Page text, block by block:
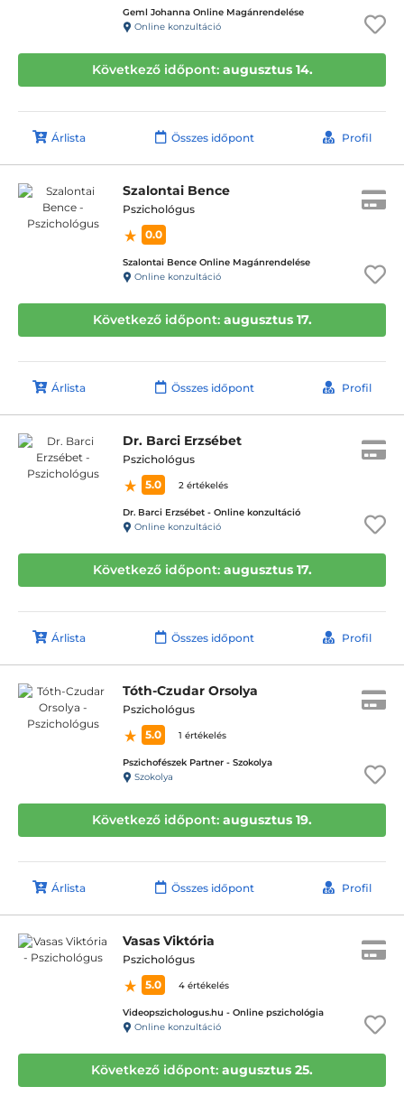
Geml Johanna Online Magánrendelése
Online konzultáció
Következő időpont: augusztus 14.
Árlista Összes időpont Profil
Szalontai Bence
Pszichológus
0.0
Szalontai Bence Online Magánrendelése
Online konzultáció
Következő időpont: augusztus 17.
Árlista Összes időpont Profil
Dr. Barci Erzsébet
Pszichológus
5.0
2 értékelés
Dr. Barci Erzsébet - Online konzultáció
Online konzultáció
Következő időpont: augusztus 17.
Árlista Összes időpont Profil
Tóth-Czudar Orsolya
Pszichológus
5.0
1 értékelés
Pszichofészek Partner - Szokolya
Szokolya
Következő időpont: augusztus 19.
Árlista Összes időpont Profil
Vasas Viktória
Pszichológus
5.0
4 értékelés
Videopszichologus.hu - Online pszichológia
Online konzultáció
Következő időpont: augusztus 25.